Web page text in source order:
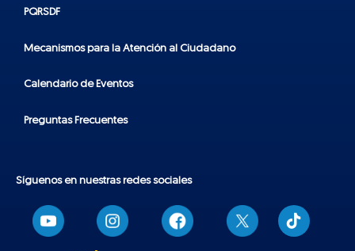
PQRSDF
Mecanismos para la Atención al Ciudadano
Calendario de Eventos
Preguntas Frecuentes
Síguenos en nuestras redes sociales
T
i
k